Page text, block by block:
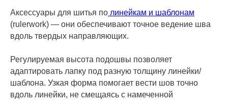
Аксессуары для шитья по линейкам и шаблонам
(rulerwork) — они обеспечивают точное ведение шва
вдоль твердых направляющих.
Регулируемая высота подошвы позволяет
адаптировать лапку под разную толщину линейки/
шаблона. Узкая форма помогает вести шов точно
вдоль линейки, не смещаясь с намеченной